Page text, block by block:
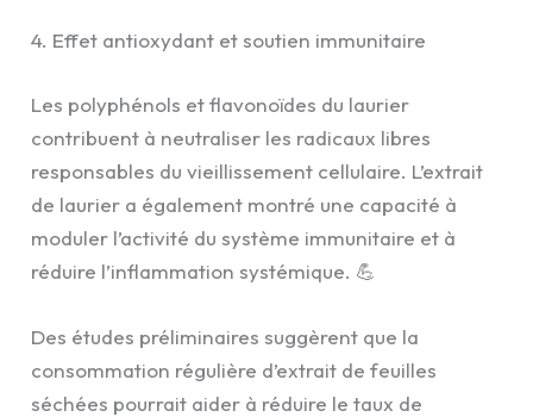
4. Effet antioxydant et soutien immunitaire
Les polyphénols et flavonoïdes du laurier
contribuent à neutraliser les radicaux libres
responsables du vieillissement cellulaire. L’extrait
de laurier a également montré une capacité à
moduler l’activité du système immunitaire et à
réduire l’inflammation systémique. 💪
Des études préliminaires suggèrent que la
consommation régulière d’extrait de feuilles
séchées pourrait aider à réduire le taux de